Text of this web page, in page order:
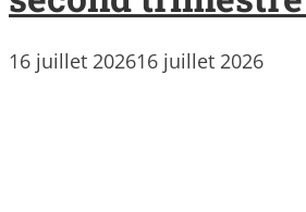
16 juillet 202616 juillet 2026